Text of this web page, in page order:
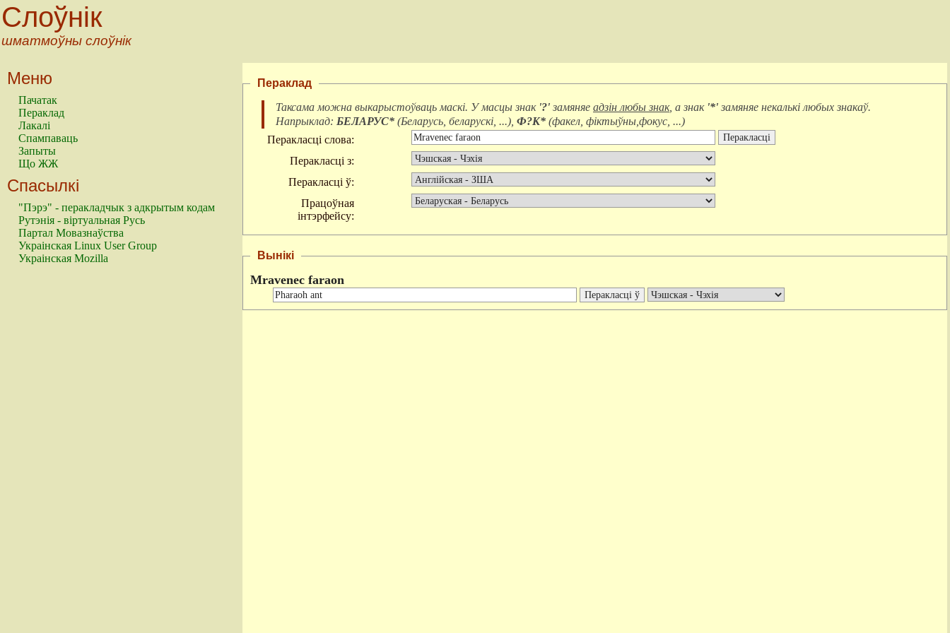
Слоўнік
шматмоўны слоўнік
Меню
Пачатак
Пераклад
Лакалі
Спампаваць
Запыты
Що ЖЖ
Спасылкі
"Пэрэ" - перакладчык з адкрытым кодам
Рутэнія - віртуальная Русь
Партал Мовазнаўства
Украінская Linux User Group
Украінская Mozilla
Пераклад
Таксама можна выкарыстоўваць маскі. У масцы знак '?' замяняе адзін любы знак, а знак '*' замяняе некалькі любых знакаў.
Напрыклад: БЕЛАРУС* (Беларусь, беларускі, ...), Ф?К* (факел, фіктыўны,фокус, ...)
Перакласці слова:
Перакласці з:
Перакласці ў:
Працоўная
інтэрфейсу:
Вынікі
Mravenec faraon